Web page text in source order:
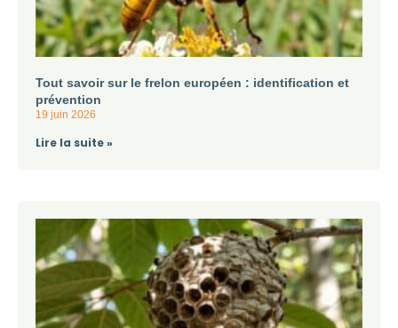
Tout savoir sur le frelon européen : identification et
prévention
19 juin 2026
Lire la suite »